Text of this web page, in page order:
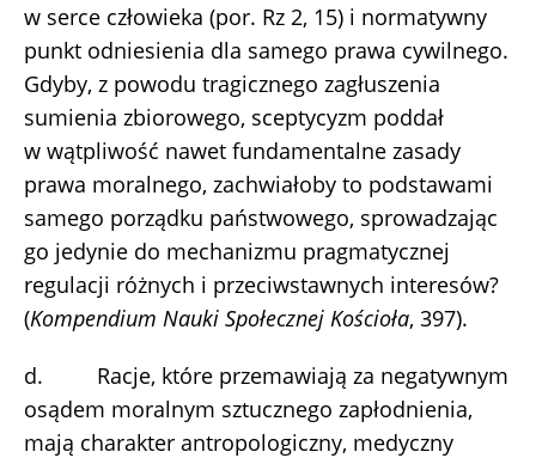
w serce człowieka (por. Rz 2, 15) i normatywny
punkt odniesienia dla samego prawa cywilnego.
Gdyby, z powodu tragicznego zagłuszenia
sumienia zbiorowego, sceptycyzm poddał
w wątpliwość nawet fundamentalne zasady
prawa moralnego, zachwiałoby to podstawami
samego porządku państwowego, sprowadzając
go jedynie do mechanizmu pragmatycznej
regulacji różnych i przeciwstawnych interesów?
(Kompendium Nauki Społecznej Kościoła, 397).
d. Racje, które przemawiają za negatywnym
osądem moralnym sztucznego zapłodnienia,
mają charakter antropologiczny, medyczny